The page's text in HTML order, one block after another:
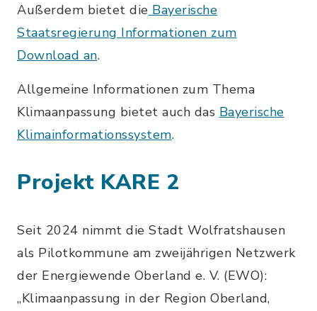
Außerdem bietet die Bayerische
Staatsregierung Informationen zum
Download an.
Allgemeine Informationen zum Thema
Klimaanpassung bietet auch das Bayerische
Klimainformationssystem.
Projekt KARE 2
Seit 2024 nimmt die Stadt Wolfratshausen
als Pilotkommune am zweijährigen Netzwerk
der Energiewende Oberland e. V. (EWO):
„Klimaanpassung in der Region Oberland,